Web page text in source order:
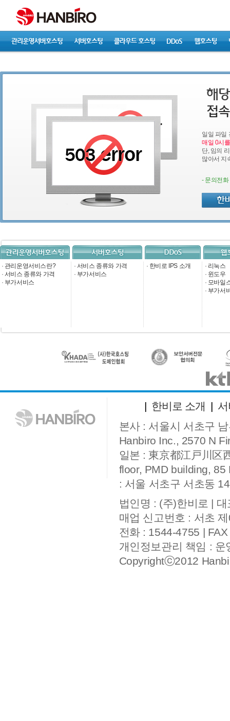
일일 파일
매일 0시
단, 임의
많아서 지
- 문의전
· 관리운영서비스란?
· 서비스 종류와 가격
· 부가서비스
· 서비스 종류와 가격
· 부가서비스
· 한비로 IPS 소개 · 리눅스
· 윈도우
· 모바일
· 부가서
| 한비로 소개 |
본사 : 서울시 서초구
Hanbiro Inc., 2570 N
일본 : 東京都江戸川区
floor, PMD building, 85
: 서울 서초구 서초동
법인명 : (주)한비로 |
매업 신고번호 : 서초
전화 : 1544-4755 |
개인정보관리 책임 :
Copyrightⓒ2012